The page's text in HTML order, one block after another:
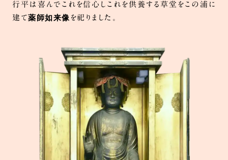
行平は喜んでこれを信心しこれを供養する草堂をこの浦に
建て薬師如来像 を祀りました。